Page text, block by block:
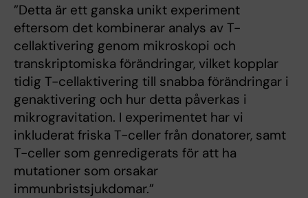
”Detta är ett ganska unikt experiment
eftersom det kombinerar analys av T-
cellaktivering genom mikroskopi och
transkriptomiska förändringar, vilket kopplar
tidig T-cellaktivering till snabba förändringar i
genaktivering och hur detta påverkas i
mikrogravitation. I experimentet har vi
inkluderat friska T-celler från donatorer, samt
T-celler som genredigerats för att ha
mutationer som orsakar
immunbristsjukdomar.”